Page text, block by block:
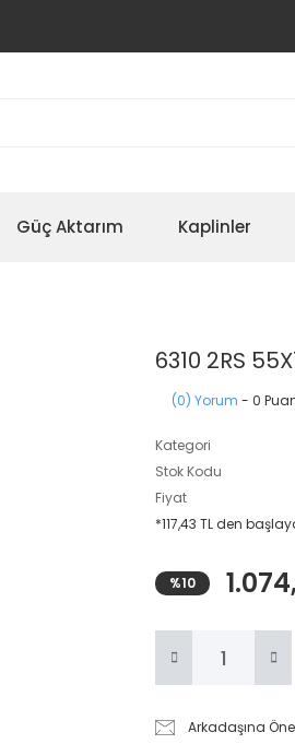
Güç Aktarım Kaplinler
6310 2RS
(0) Yorum - 0
Kategori
Stok Kodu
Fiyat
*117,43 TL den
%10
Arkadaşına